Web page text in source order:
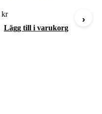
kr
Lägg till i varukorg
›